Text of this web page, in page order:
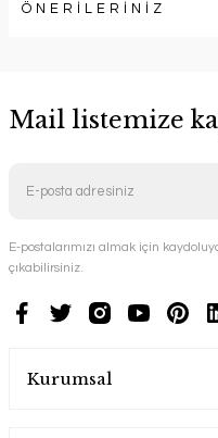
ÖNERİLERİNİZ
Mail listemize
E-postalarımızı almak için
çıkabilirsiniz.
Kurumsal